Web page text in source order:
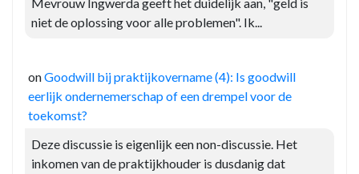
Mevrouw Ingwerda geeft het duidelijk aan, "geld is
niet de oplossing voor alle problemen". Ik...
onGoodwill bij praktijkovername (4): Is goodwill
eerlijk ondernemerschap of een drempel voor de
toekomst?
Deze discussie is eigenlijk een non-discussie. Het
inkomen van de praktijkhouder is dusdanig dat